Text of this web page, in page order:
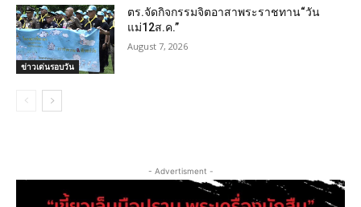
ข่าวเด่นรอบวัน
ตร.จัดกิจกรรมจิตอาสาพระราชทาน“วัน
แม่12ส.ค.”
August 7, 2026
- Advertisment -